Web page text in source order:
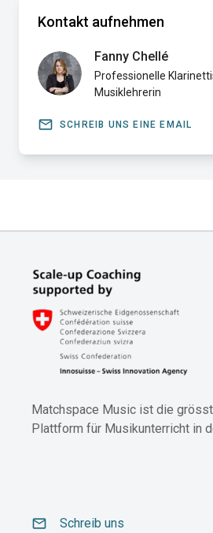
Kontakt aufnehmen
Fanny Chellé
Professionelle
Musiklehrerin
email SCHREIB UNS EINE EMAIL
Matchspace Music ist die
Plattform für Musikunterricht in
email Schreib uns